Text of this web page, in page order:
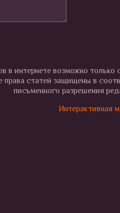
в интернете возможно
права статей защищены в
письменного разрешения
Интерактивная